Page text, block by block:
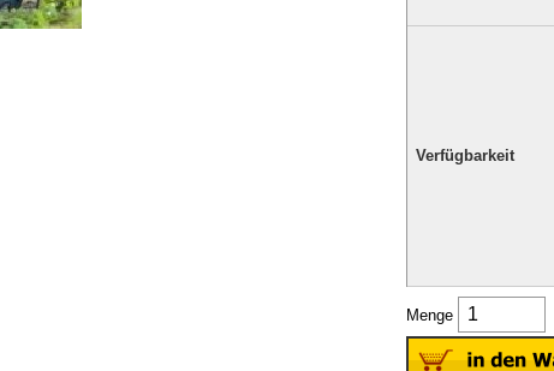
Verfügbarkeit
Menge